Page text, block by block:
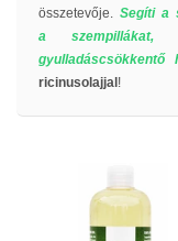
összetevője. Segíti a
a szempillákat,
gyulladáscsökkentő
ricinusolajjal !